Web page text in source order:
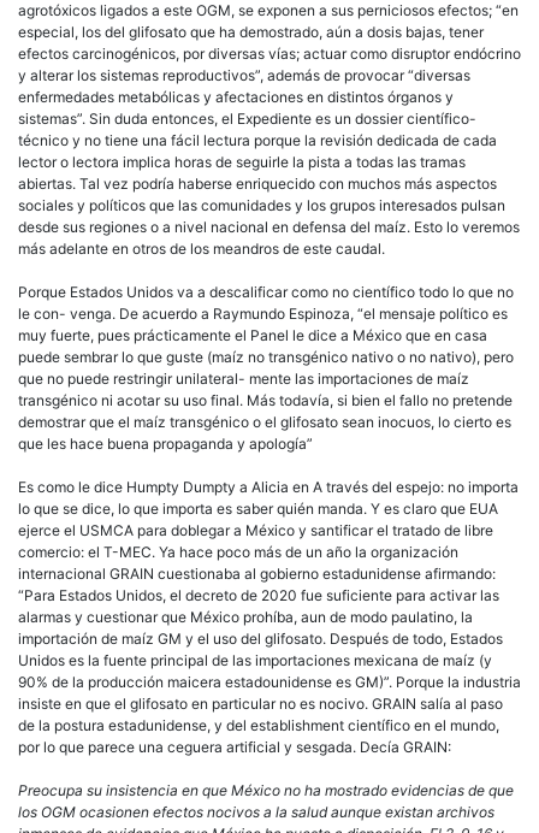
agrotóxicos ligados a este OGM, se exponen a sus perniciosos efectos; “en
especial, los del glifosato que ha demostrado, aún a dosis bajas, tener
efectos carcinogénicos, por diversas vías; actuar como disruptor endócrino
y alterar los sistemas reproductivos”, además de provocar “diversas
enfermedades metabólicas y afectaciones en distintos órganos y
sistemas”. Sin duda entonces, el Expediente es un dossier científico-
técnico y no tiene una fácil lectura porque la revisión dedicada de cada
lector o lectora implica horas de seguirle la pista a todas las tramas
abiertas. Tal vez podría haberse enriquecido con muchos más aspectos
sociales y políticos que las comunidades y los grupos interesados pulsan
desde sus regiones o a nivel nacional en defensa del maíz. Esto lo veremos
más adelante en otros de los meandros de este caudal.
Porque Estados Unidos va a descalificar como no científico todo lo que no
le con- venga. De acuerdo a Raymundo Espinoza, “el mensaje político es
muy fuerte, pues prácticamente el Panel le dice a México que en casa
puede sembrar lo que guste (maíz no transgénico nativo o no nativo), pero
que no puede restringir unilateral- mente las importaciones de maíz
transgénico ni acotar su uso final. Más todavía, si bien el fallo no pretende
demostrar que el maíz transgénico o el glifosato sean inocuos, lo cierto es
que les hace buena propaganda y apología”
Es como le dice Humpty Dumpty a Alicia en A través del espejo: no importa
lo que se dice, lo que importa es saber quién manda. Y es claro que EUA
ejerce el USMCA para doblegar a México y santificar el tratado de libre
comercio: el T-MEC. Ya hace poco más de un año la organización
internacional GRAIN cuestionaba al gobierno estadunidense afirmando:
“Para Estados Unidos, el decreto de 2020 fue suficiente para activar las
alarmas y cuestionar que México prohíba, aun de modo paulatino, la
importación de maíz GM y el uso del glifosato. Después de todo, Estados
Unidos es la fuente principal de las importaciones mexicana de maíz (y
90% de la producción maicera estadounidense es GM)”. Porque la industria
insiste en que el glifosato en particular no es nocivo. GRAIN salía al paso
de la postura estadunidense, y del establishment científico en el mundo,
por lo que parece una ceguera artificial y sesgada. Decía GRAIN:
Preocupa su insistencia en que México no ha mostrado evidencias de que
los OGM ocasionen efectos nocivos a la salud aunque existan archivos